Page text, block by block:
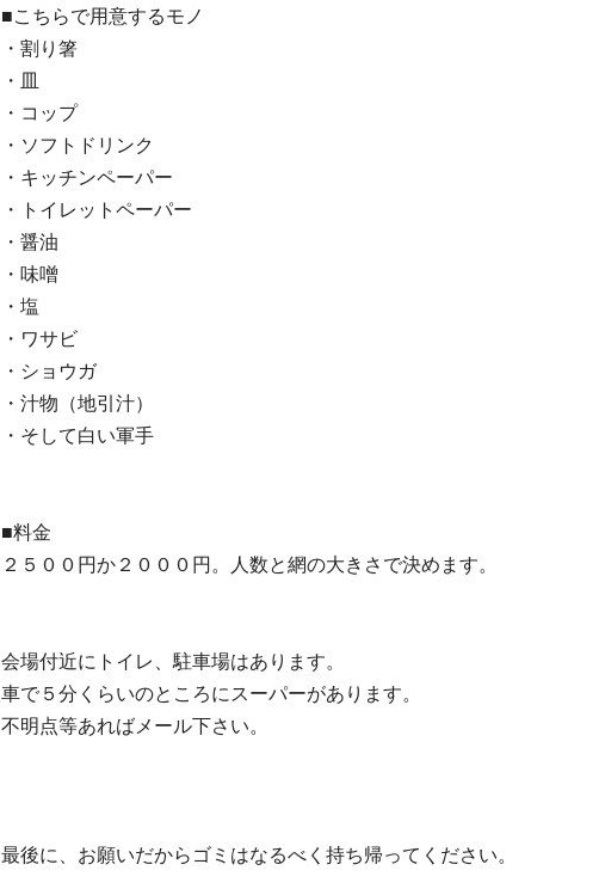
■こちらで用意するモノ
・割り箸
・皿
・コップ
・ソフトドリンク
・キッチンペーパー
・トイレットペーパー
・醤油
・味噌
・塩
・ワサビ
・ショウガ
・汁物（地引汁）
・そして白い軍手
■料金
２５００円か２０００円。人数と網の大きさで決めます。
会場付近にトイレ、駐車場はあります。
車で５分くらいのところにスーパーがあります。
不明点等あればメール下さい。
最後に、お願いだからゴミはなるべく持ち帰ってください。